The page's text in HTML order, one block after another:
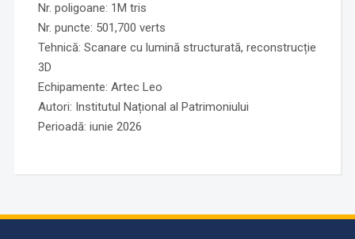
Nr. poligoane: 1M tris
Nr. puncte: 501,700 verts
Tehnică: Scanare cu lumină structurată, reconstrucție
3D
Echipamente: Artec Leo
Autori: Institutul Național al Patrimoniului
Perioadă: iunie 2026